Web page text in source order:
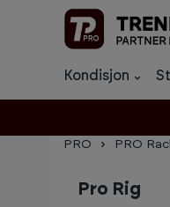
til innhold
Gå til navigasjon
Kondisjon
PRO PRO
Pro Rig